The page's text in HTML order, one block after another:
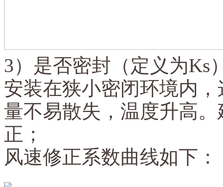
3）是否密封（定义为Ks
安装在狭小密闭环境内
量不易散失，温度升高
正；
风速修正系数曲线如下：